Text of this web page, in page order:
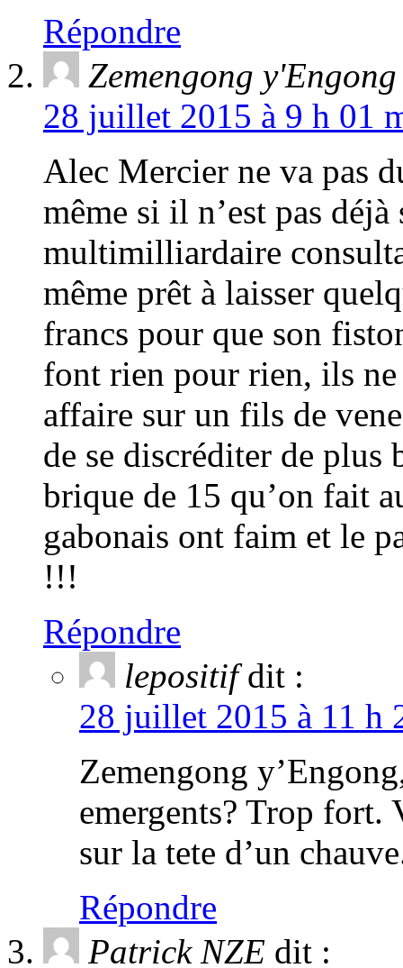
Répondre
Zemengong y'Engong
28 juillet 2015 à 9 h 01
Alec Mercier ne va pas
même si il n’est pas
multimilliardaire
même prêt à laisser
francs pour que son
font rien pour rien, ils
affaire sur un fils de
de se discréditer de plus
brique de 15 qu’on fait
gabonais ont faim et le
!!!
Répondre
lepositif dit :
28 juillet 2015 à 11 h
Zemengong
emergents? Trop fort.
sur la tete d’un
Répondre
Patrick NZE dit :